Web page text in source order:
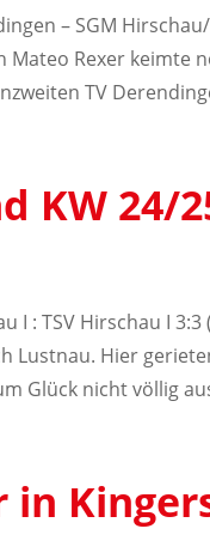
– SGM
Rexer keimte
TV
KW 24/
I : TSV Hirschau I
Lustnau. Hier
Glück nicht völlig